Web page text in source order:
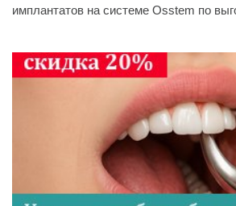
имплантатов на системе Osstem по